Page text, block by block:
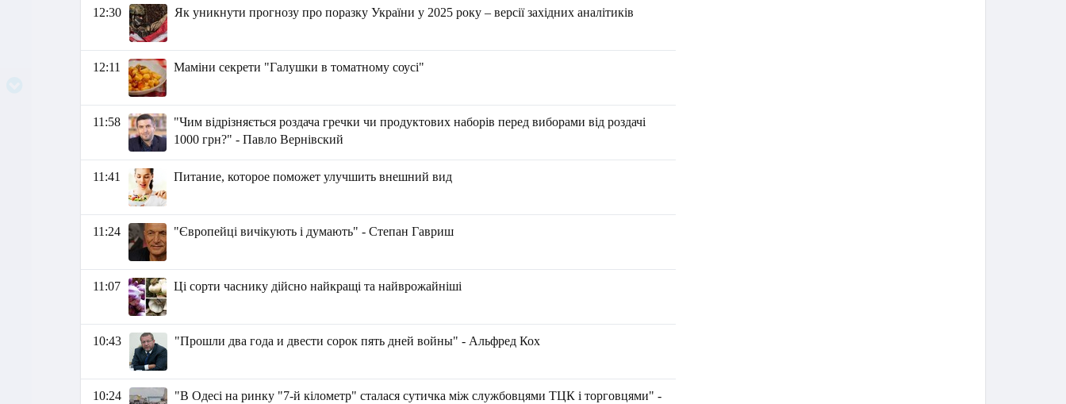
12:30 Як уникнути прогнозу про поразку України у 2025 року – версії західних аналітиків
12:11 Маміни секрети "Галушки в томатному соусі"
11:58
"Чим відрізняється роздача гречки чи продуктових наборів перед виборами від роздачі
1000 грн?" - Павло Вернівский
11:41 Питание, которое поможет улучшить внешний вид
11:24 "Європейці вичікують і думають" - Степан Гавриш
11:07 Ці сорти часнику дійсно найкращі та найврожайніші
10:43 "Прошли два года и двести сорок пять дней войны" - Альфред Кох
10:24
"В Одесі на ринку "7-й кілометр" сталася сутичка між службовцями ТЦК і торговцями" -